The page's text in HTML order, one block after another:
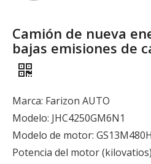
Camión de nueva
bajas emisiones de
Marca: Farizon AUTO
Modelo: JHC4250GM6N1
Modelo de motor:
Potencia del motor